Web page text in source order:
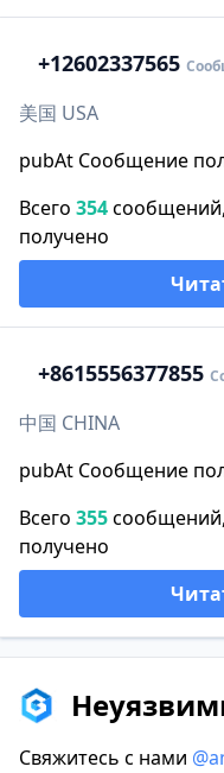
+12602337565
美国 USA
pubAt Сообщение
Всего 354
получено
+8615556377855
中国 CHINA
pubAt Сообщение
Всего 355
получено
Свяжитесь с нами